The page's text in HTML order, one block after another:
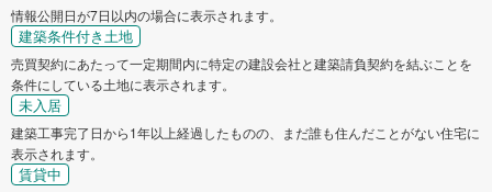
情報公開日が7日以内の場合に表示されます。
建築条件付き土地
売買契約にあたって一定期間内に特定の建設会社と建築請負契約を結ぶことを
条件にしている土地に表示されます。
未入居
建築工事完了日から1年以上経過したものの、まだ誰も住んだことがない住宅に
表示されます。
賃貸中